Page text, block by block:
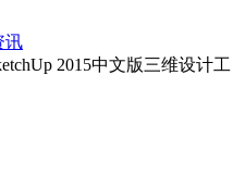
讯
2015中文版三维设计工